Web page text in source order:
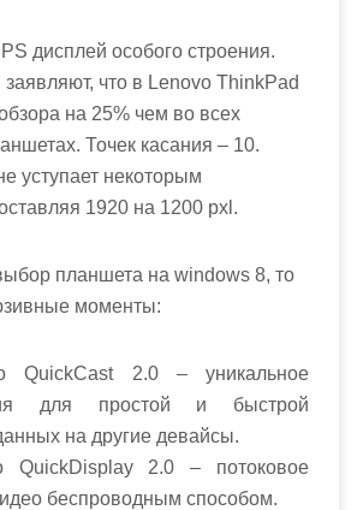
дисплей особого строения.
заявляют, что в Lenovo ThinkPad
на 25% чем во всех
Точек касания – 10.
уступает некоторым
1920 на 1200 pxl.
планшета на windows 8, то
моменты:
QuickCast 2.0 – уникальное
для простой и быстрой
на другие девайсы.
QuickDisplay 2.0 – потоковое
беспроводным способом.